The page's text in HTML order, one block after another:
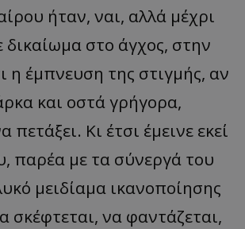
ήταν, ναι, αλλά μέχρι
δικαίωμα στο άγχος, στην
η έμπνευση της στιγμής, αν
και οστά γρήγορα,
πετάξει. Κι έτσι έμεινε εκεί
παρέα με τα σύνεργά του
μειδίαμα ικανοποίησης
σκέφτεται, να φαντάζεται,